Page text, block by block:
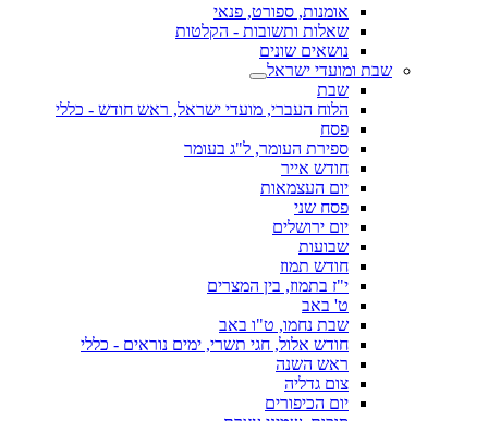
אומנות, ספורט, פנאי
שאלות ותשובות - הקלטות
נושאים שונים
שבת ומועדי ישראל
שבת
הלוח העברי, מועדי ישראל, ראש חודש - כללי
פסח
ספירת העומר, ל"ג בעומר
חודש אייר
יום העצמאות
פסח שני
יום ירושלים
שבועות
חודש תמוז
י"ז בתמוז, בין המצרים
ט' באב
שבת נחמו, ט"ו באב
חודש אלול, חגי תשרי, ימים נוראים - כללי
ראש השנה
צום גדליה
יום הכיפורים